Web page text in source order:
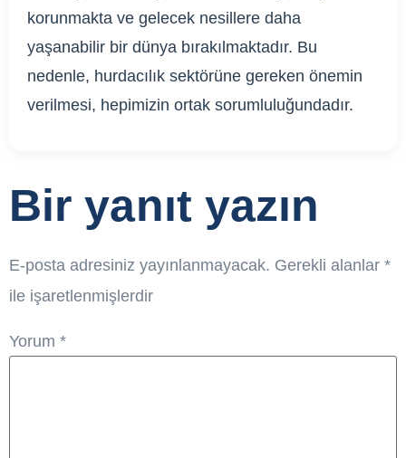
korunmakta ve gelecek nesillere daha
yaşanabilir bir dünya bırakılmaktadır. Bu
nedenle, hurdacılık sektörüne gereken önemin
verilmesi, hepimizin ortak sorumluluğundadır.
Bir yanıt yazın
E-posta adresiniz yayınlanmayacak. Gerekli alanlar *
ile işaretlenmişlerdir
Yorum *